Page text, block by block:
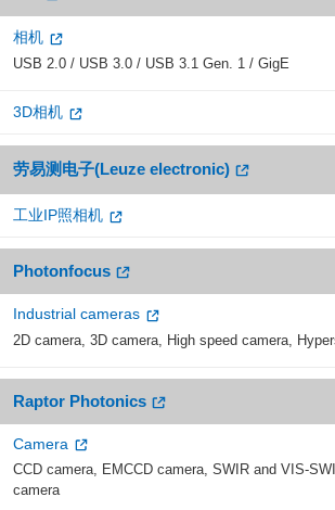
相机
USB 2.0 / USB 3.0 / USB 3.1 Gen. 1 / GigE
3D相机
劳易测电子(Leuze electronic)
工业IP照相机
Photonfocus
Industrial cameras
2D camera, 3D camera, High speed camera,
Raptor Photonics
Camera
CCD camera, EMCCD camera, SWIR and VIS-
camera